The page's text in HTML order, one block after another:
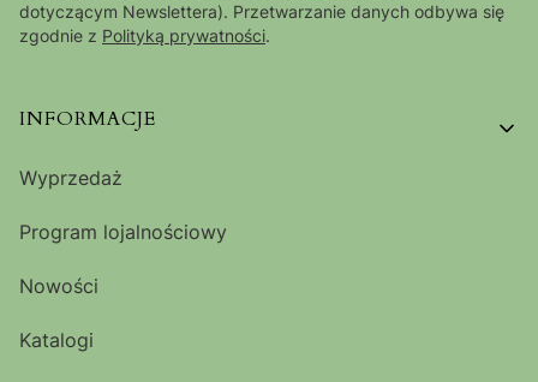
dotyczącym Newslettera). Przetwarzanie danych odbywa się
zgodnie z Polityką prywatności.
Linki w stopce
INFORMACJE
Wyprzedaż
Program lojalnościowy
Nowości
Katalogi